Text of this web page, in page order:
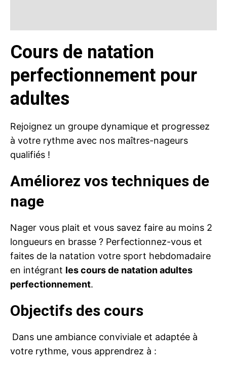
Cours de natation
perfectionnement pour
adultes
Rejoignez un groupe dynamique et progressez
à votre rythme avec nos maîtres-nageurs
qualifiés !
Améliorez vos techniques de
nage
Nager vous plait et vous savez faire au moins 2
longueurs en brasse ? Perfectionnez-vous et
faites de la natation votre sport hebdomadaire
en intégrant les cours de natation adultes
perfectionnement.
Objectifs des cours
Dans une ambiance conviviale et adaptée à
votre rythme, vous apprendrez à :